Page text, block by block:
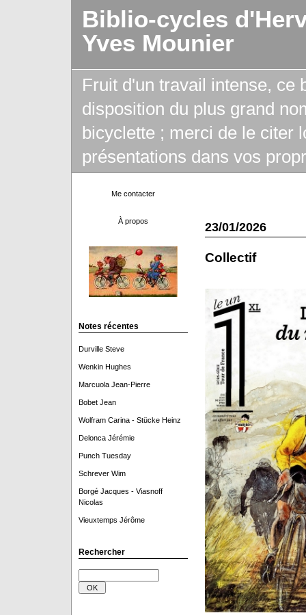
Biblio-cycles
Yves Mounier
Fruit d'un travail intense, ce
disposition du plus grand
bicyclette ; merci de le citer
présentations dans vos
Me contacter
À propos
Notes récentes
Durville Steve
Wenkin Hughes
Marcuola Jean-Pierre
Bobet Jean
Wolfram Carina - Stücke Heinz
Delonca Jérémie
Punch Tuesday
Schrever Wim
Borgé Jacques - Viasnoff
Nicolas
Vieuxtemps Jérôme
Rechercher
23/01/2026
Collectif